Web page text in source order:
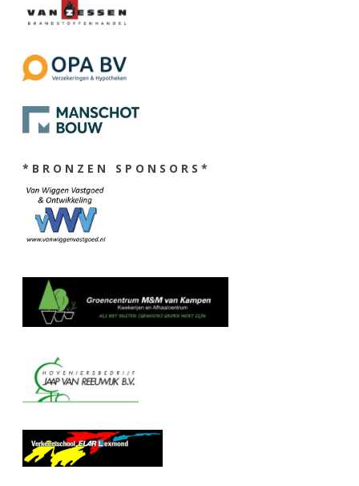
* B R O N Z E N S P O N S O R S *